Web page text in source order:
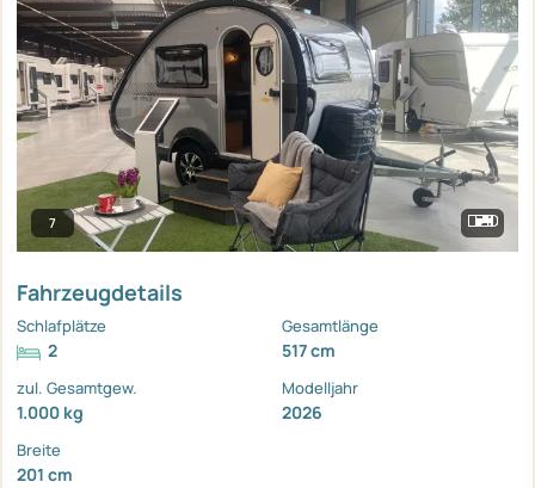
7
Fahrzeugdetails
Schlafplätze
2
Gesamtlänge
517 cm
zul. Gesamtgew.
1.000 kg
Modelljahr
2026
Breite
201 cm